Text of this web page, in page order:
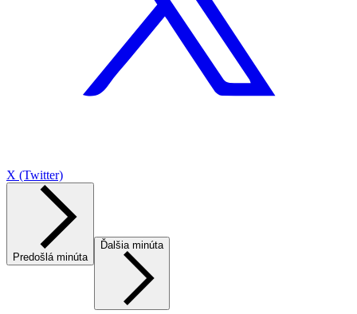
X (Twitter)
Predošlá minúta
Ďalšia minúta